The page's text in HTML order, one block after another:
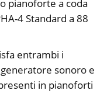
pianoforte a coda
4 Standard a 88
entrambi i
sonoro e
in pianoforti